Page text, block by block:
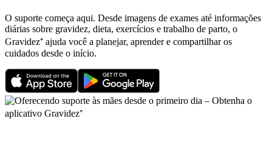
O suporte começa aqui. Desde imagens de exames até informações
diárias sobre gravidez, dieta, exercícios e trabalho de parto, o
Gravidez⁺ ajuda você a planejar, aprender e compartilhar os
cuidados desde o início.